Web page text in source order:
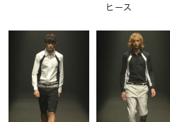
ヒース